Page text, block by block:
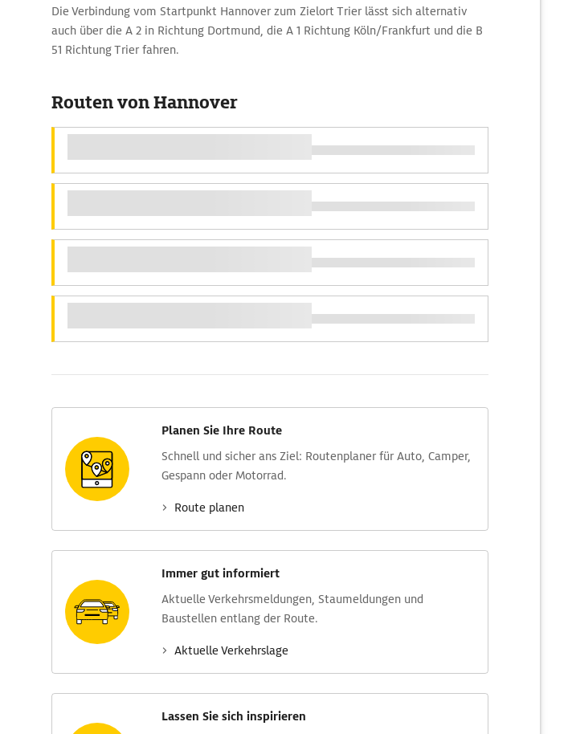
Die Verbindung vom Startpunkt Hannover zum Zielort Trier lässt sich alternativ
auch über die A 2 in Richtung Dortmund, die A 1 Richtung Köln/Frankfurt und die B
51 Richtung Trier fahren.
Routen von Hannover
Planen Sie Ihre Route
Schnell und sicher ans Ziel: Routen­planer für Auto, Camper,
Gespann oder Motorrad.
Route planen
Immer gut informiert
Aktuelle Verkehrs­meldungen, Stau­meldungen und
Baustellen entlang der Route.
Aktuelle Verkehrs­lage
Lassen Sie sich inspirieren